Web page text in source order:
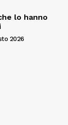
lo hanno
2026